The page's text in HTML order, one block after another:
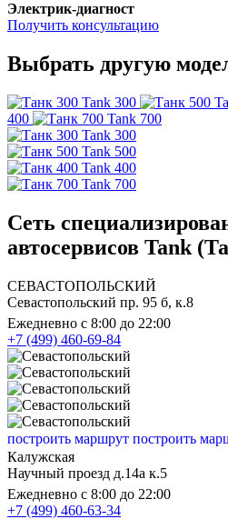
Электрик-диагност
Получить консультацию
Выбрать другую
Tank 300
400
Tank 700
Tank 300
Tank 500
Tank 400
Tank 700
Сеть
автосервисов Tank
СЕВАСТОПОЛЬСКИЙ
Севастопольский пр. 95 б, к.8
Ежедневно с 8:00 до 22:00
+7 (499) 460-69-84
построить маршрут построить
Калужская
Научный проезд д.14а к.5
Ежедневно с 8:00 до 22:00
+7 (499) 460-63-34